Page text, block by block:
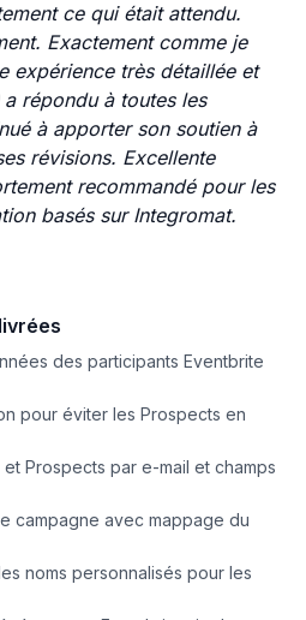
ce qui était attendu.
Exactement comme je
expérience très détaillée et
répondu à toutes les
à apporter son soutien à
révisions. Excellente
recommandé pour les
basés sur Integromat.
des participants Eventbrite
pour éviter les Prospects en
Prospects par e-mail et champs
campagne avec mappage du
noms personnalisés pour les